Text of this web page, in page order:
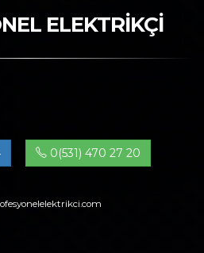
ELEKTRİKÇİ
0(531) 470 27 20